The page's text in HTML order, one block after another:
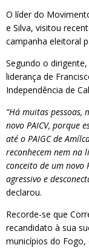
O líder do
e Silva, visitou
campanha eleitoral
Segundo o
liderança de
Independência de
“Há muitas pessoas,
novo PAICV, porque
até o PAIGC de
reconhecem nem na
conceito de um novo
agressivo e
declarou.
Recorde-se que
recandidato à sua
municípios do